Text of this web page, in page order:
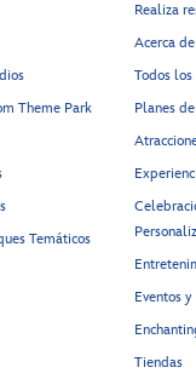
Theme Park
Temáticos
Realiza
Acerca
Todos los
Planes
Eventos
Tiendas